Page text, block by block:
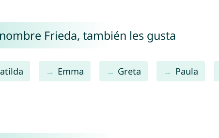
Frieda, también les gusta
Emma Greta Paula